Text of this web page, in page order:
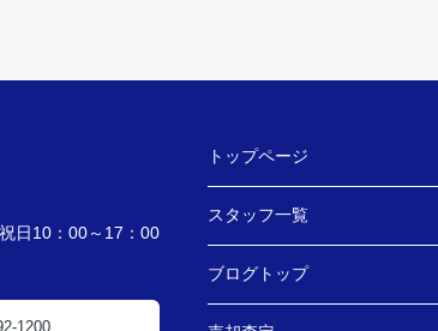
日10：00～17：00
1200
トップページ
スタッフ一覧
ブログトップ